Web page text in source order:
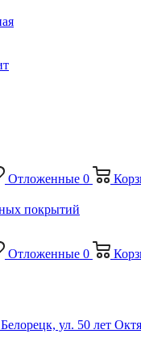
Отложенные 0
Отложенные 0
Белорецк, ул. 50 лет